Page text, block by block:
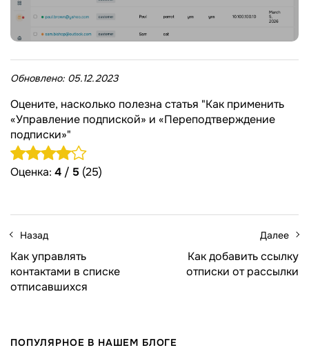
Обновлено: 05.12.2023
Оцените, насколько полезна статья "Как применить
«Управление подпиской» и «Переподтверждение
подписки»"
Оценка: 4 / 5 (25)
Назад
Как управлять
контактами в списке
отписавшихся
Далее
Как добавить ссылку
отписки от рассылки
ПОПУЛЯРНОЕ В НАШЕМ БЛОГЕ